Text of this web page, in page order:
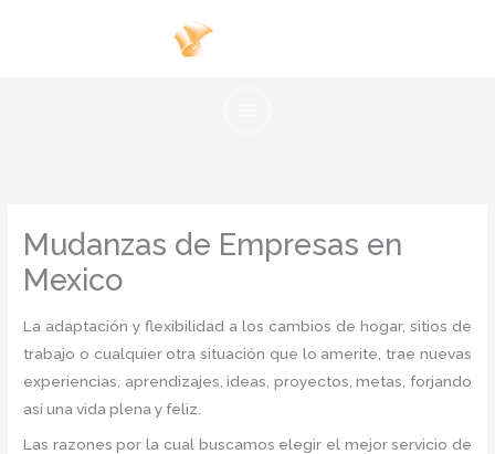
Mudanzas de Empresas en
Mexico
La adaptación y flexibilidad a los cambios de hogar, sitios de
trabajo o cualquier otra situación que lo amerite, trae nuevas
experiencias, aprendizajes, ideas, proyectos, metas, forjando
así una vida plena y feliz.
Las razones por la cual buscamos elegir el mejor servicio de